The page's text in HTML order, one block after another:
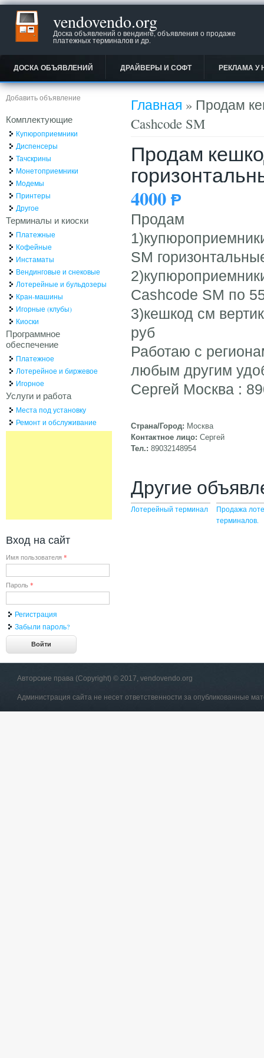
vendovendo.org
Доска объявлений о вендинге, объявления о продаже
платежных терминалов и др.
ДОСКА ОБЪЯВЛЕНИЙ ДРАЙВЕРЫ И СОФТ РЕКЛАМА У
Вы здесь
Главная » Продам
Cashcode SM
Продам
4000 Ᵽ
Продам
SM
Cashcode SM по
3)кешкод см
руб
Работаю с
любым другим
Сергей Москва :
Страна/Город: Москва
Контактное лицо: Сергей
Тел.: 89032148954
Другие
Лотерейный терминал
Продажа
терминалов.
Добавить объявление
Комплектующие
Купюроприемники
Диспенсеры
Тачскрины
Монетоприемники
Модемы
Принтеры
Другое
Терминалы и киоски
Платежные
Кофейные
Инстаматы
Вендинговые и снековые
Лотерейные и бульдозеры
Кран-машины
Игорные (клубы)
Киоски
Программное
обеспечение
Платежное
Лотерейное и биржевое
Игорное
Услуги и работа
Места под установку
Ремонт и обслуживание
Вход на сайт
Имя пользователя *
Пароль *
Регистрация
Забыли пароль?
Авторские права (Copyright) © 2017, vendovendo.org
Администрация сайта не несет ответственности за опубликованные